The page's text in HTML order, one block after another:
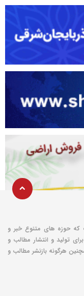
که حوزه های متنوع خبر و
تولید و انتشار مطالب و
هرگونه بازنشر مطالب و